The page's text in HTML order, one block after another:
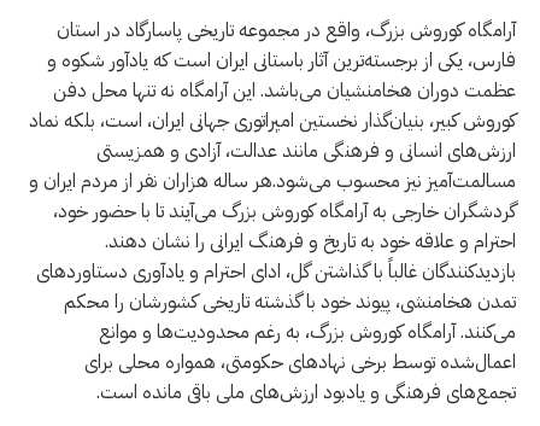
آرامگاه کوروش بزرگ، واقع در مجموعه تاریخی پاسارگاد در استان
فارس، یکی از برجسته‌ترین آثار باستانی ایران است که یادآور شکوه و
عظمت دوران هخامنشیان می‌باشد. این آرامگاه نه تنها محل دفن
کوروش کبیر، بنیان‌گذار نخستین امپراتوری جهانی ایران، است، بلکه نماد
ارزش‌های انسانی و فرهنگی مانند عدالت، آزادی و همزیستی
مسالمت‌آمیز نیز محسوب می‌شود.هر ساله هزاران نفر از مردم ایران و
گردشگران خارجی به آرامگاه کوروش بزرگ می‌آیند تا با حضور خود،
احترام و علاقه خود به تاریخ و فرهنگ ایرانی را نشان دهند.
بازدیدکنندگان غالباً با گذاشتن گل، ادای احترام و یادآوری دستاوردهای
تمدن هخامنشی، پیوند خود با گذشته تاریخی کشورشان را محکم
می‌کنند. آرامگاه کوروش بزرگ، به رغم محدودیت‌ها و موانع
اعمال‌شده توسط برخی نهادهای حکومتی، همواره محلی برای
تجمع‌های فرهنگی و یادبود ارزش‌های ملی باقی مانده است.